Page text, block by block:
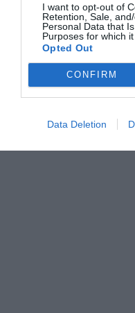
I want to opt-out of
Retention, Sale,
Personal Data that
Purposes for which it
Opted Out
CONFIRM
Data Deletion
© Copyright 2017